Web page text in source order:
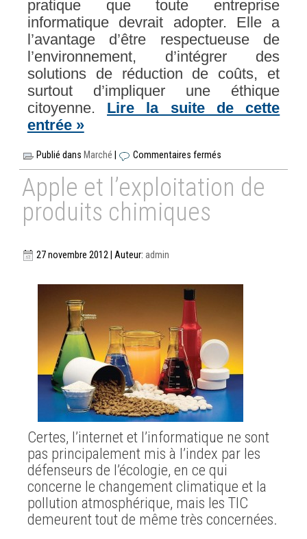
pratique que toute entreprise
informatique devrait adopter. Elle a
l’avantage d’être respectueuse de
l’environnement, d’intégrer des
solutions de réduction de coûts, et
surtout d’impliquer une éthique
citoyenne. Lire la suite de cette
entrée »
Publié dans Marché Commentaires fermés
Apple et l’exploitation de
produits chimiques
27 novembre 2012 | Auteur:admin
Certes, l’internet et l’informatique ne sont
pas principalement mis à l’index par les
défenseurs de l’écologie, en ce qui
concerne le changement climatique et la
pollution atmosphérique, mais les TIC
demeurent tout de même très concernées.